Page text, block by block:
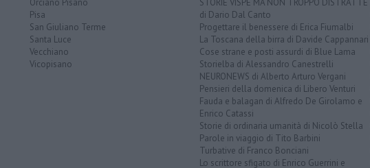
Orciano Pisano
Pisa
San Giuliano Terme
Santa Luce
Vecchiano
Vicopisano
STORIE VISPE MA NON TROPPO DISTRATTE
di Dario Dal Canto
Progettare il benessere di Erica Fiumalbi
La Toscana della birra di Davide Cappannari
Cose strane e posti assurdi di Blue Lama
Storielba di Alessandro Canestrelli
NEURONEWS di Alberto Arturo Vergani
Pensieri della domenica di Libero Venturi
Fauda e balagan di Alfredo De Girolamo e
Enrico Catassi
Storie di ordinaria umanità di Nicolò Stella
Parole in viaggio di Tito Barbini
Turbative di Franco Bonciani
Lo scrittore sfigato di Enrico Guerrini e